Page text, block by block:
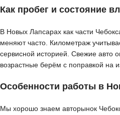
Как пробег и состояние
В Новых Лапсарах как части
меняют часто. Километраж
сервисной историей. Свежие авто
возрастные берём с поправкой на
Особенности работы в
Мы хорошо знаем авторынок